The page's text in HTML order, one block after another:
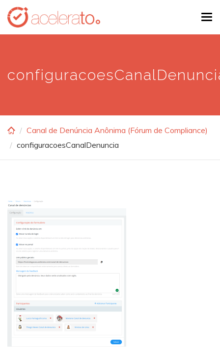
Skip
main
Canal de Denúncia Anônima (Fórum de Compliance)
configuracoesCanalDenuncia